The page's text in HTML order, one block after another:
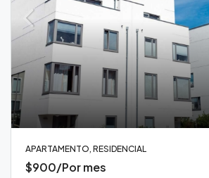
APARTAMENTO, RESIDENCIAL
$900/Por mes